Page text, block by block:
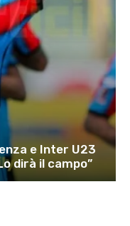
e Inter U23
dirà il campo”